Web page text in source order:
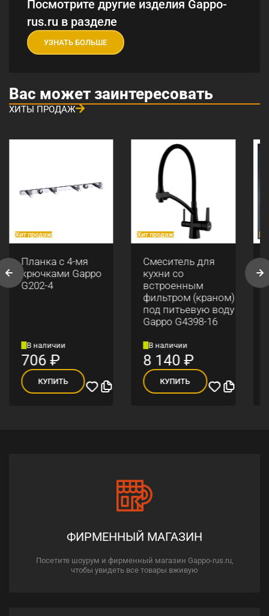
Посмотрите другие изделия Gappo-
rus.ru в разделе
УЗНАТЬ БОЛЬШЕ
Вас может заинтересовать
ХИТЫ ПРОДАЖ
Хит продаж
Планка с 4-мя
крючками Gappo
G202-4
В наличии
706₽
КУПИТЬ
Хит продаж
Смеситель для
кухни со
встроенным
фильтром (краном)
под питьевую воду
Gappo G4398-16
В наличии
8 140₽
КУПИТЬ
ФИРМЕННЫЙ МАГАЗИН
Посетите шоурум и фирменный магазин Gappo-rus.ru,
чтобы увидеть все товары вживую